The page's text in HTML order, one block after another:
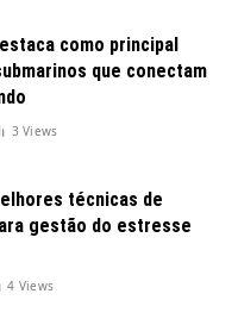
como principal
que conectam
3Views
técnicas de
gestão do estresse
4 Views